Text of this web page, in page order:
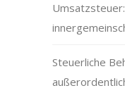
Steuerliche